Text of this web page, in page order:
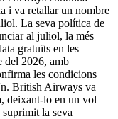
i va retallar un nombre
La seva política de
al juliol, la més
gratuïts en les
del 2026, amb
les condicions
British Airways va
deixant-lo en un vol
la seva